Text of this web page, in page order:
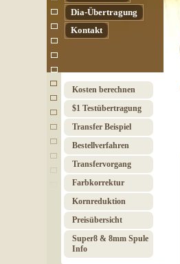
Dia-Übertragung
Kontakt
Kosten berechnen
$1 Test­über­tragung
Transfer Beispiel
Bestell­verfahren
Transfer­vorgang
Farb­korrektur
Korn­re­duktion
Preis­über­sicht
Super8 & 8mm Spule
Info